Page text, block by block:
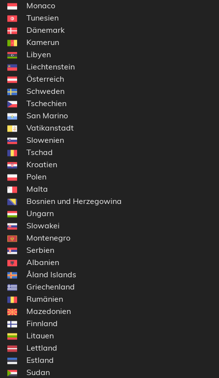
Monaco
Tunesien
Dänemark
Kamerun
Libyen
Liechtenstein
Österreich
Schweden
Tschechien
San Marino
Vatikanstadt
Slowenien
Tschad
Kroatien
Polen
Malta
Bosnien und Herzegowina
Ungarn
Slowakei
Montenegro
Serbien
Albanien
Åland Islands
Griechenland
Rumänien
Mazedonien
Finnland
Litauen
Lettland
Estland
Sudan